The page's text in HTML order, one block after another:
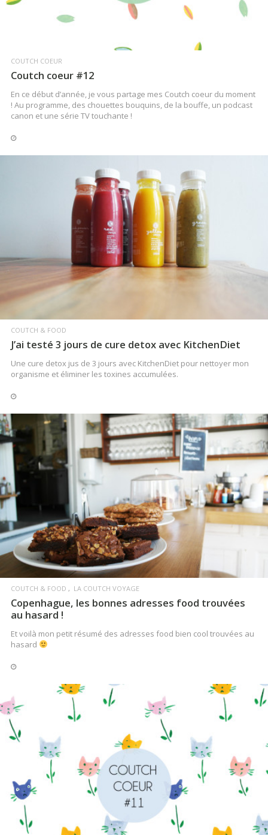
COUTCH COEUR
Coutch coeur #12
En ce début d’année, je vous partage mes Coutch coeur du moment
! Au programme, des chouettes bouquins, de la bouffe, un podcast
canon et une série TV touchante !
LIRE LA SUITE
COUTCH & FOOD
J’ai testé 3 jours de cure detox avec KitchenDiet
Une cure detox jus de 3 jours avec KitchenDiet pour nettoyer mon
organisme et éliminer les toxines accumulées.
LIRE LA SUITE
COUTCH & FOOD LA COUTCH VOYAGE
Copenhague, les bonnes adresses food trouvées
au hasard !
Et voilà mon petit résumé des adresses food bien cool trouvées au
hasard
LIRE LA SUITE
LIRE LA SUITE
LA COUTCH VOYAGE
Lille : mes 4 bonnes adresses food
Quelques découvertes culinaires à Lille !
LIRE LA SUITE
JEUX-CONCOURS
CONCOURS (terminé) : oh Ouiiiii !
Petit concours de l’été !
LIRE LA SUITE
Que c’est bon de manger avec les doigts !
Le pouce, l’index et le majeur… autour de ce poulet. Miam !
LIRE LA SUITE